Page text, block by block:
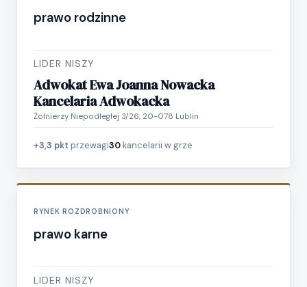
prawo rodzinne
LIDER NISZY
Adwokat Ewa Joanna Nowacka
Kancelaria Adwokacka
Żołnierzy Niepodległej 3/26, 20-078 Lublin
+3,3 pkt przewagi30 kancelarii w grze
RYNEK ROZDROBNIONY
prawo karne
LIDER NISZY